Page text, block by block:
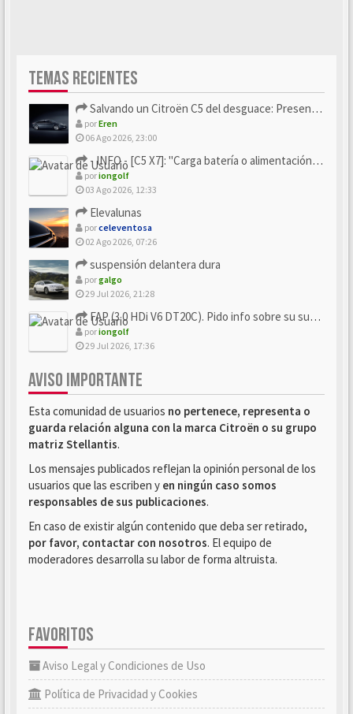
TEMAS RECIENTES
Salvando un Citroën C5 del desguace: Presentación y seguimiento
porEren
06 Ago 2026, 23:00
- INFO - [C5 X7]: "Carga batería o alimentación eléctri...
poriongolf
03 Ago 2026, 12:33
Elevalunas
porceleventosa
02 Ago 2026, 07:26
suspensión delantera dura
porgalgo
29 Jul 2026, 21:28
FAP (3.0 HDi V6 DT20C). Pido info sobre su sustitución
poriongolf
29 Jul 2026, 17:36
AVISO IMPORTANTE
Esta comunidad de usuarios no pertenece, representa o
guarda relación alguna con la marca Citroën o su grupo
matriz Stellantis.
Los mensajes publicados reflejan la opinión personal de los
usuarios que las escriben y en ningún caso somos
responsables de sus publicaciones.
En caso de existir algún contenido que deba ser retirado,
por favor, contactar con nosotros. El equipo de
moderadores desarrolla su labor de forma altruista.
FAVORITOS
Aviso Legal y Condiciones de Uso
Política de Privacidad y Cookies